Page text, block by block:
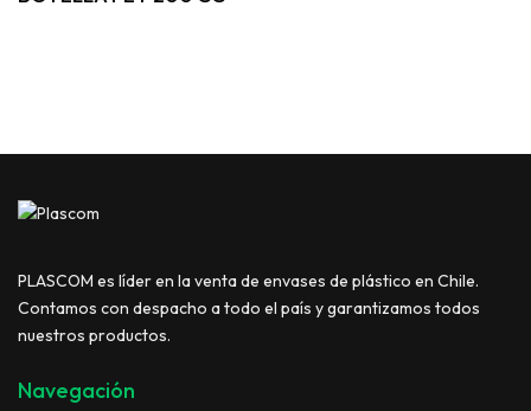
PLASCOM es líder en la venta de envases de plástico en Chile.
Contamos con despacho a todo el país y garantizamos todos
nuestros productos.
Navegación